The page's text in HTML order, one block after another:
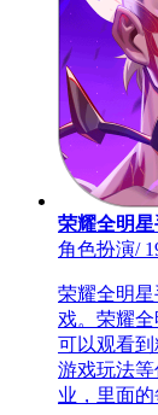
荣耀全明
角色扮演/
荣耀全明
戏。荣耀
可以观看
游戏玩法
业，里面的